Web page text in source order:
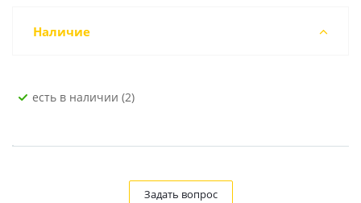
Наличие
Есть в наличии (2)
Задать вопрос